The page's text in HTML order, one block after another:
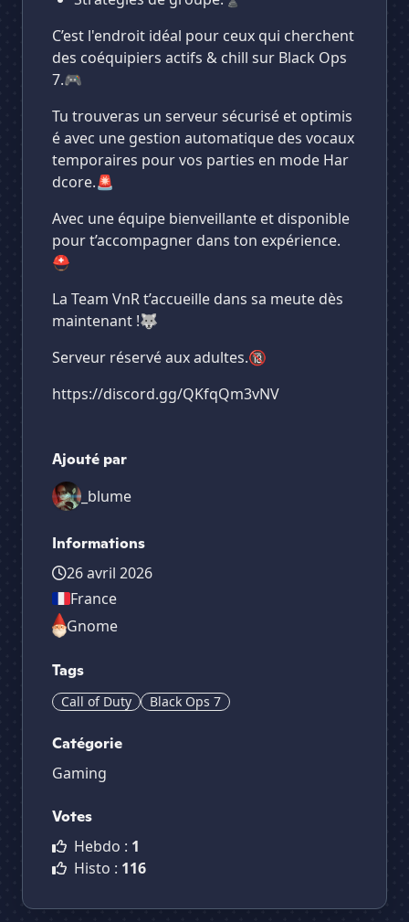
C’est l'endroit idéal pour ceux qui cherchent
des coéquipiers actifs & chill sur Black Ops
7.🎮
Tu trouveras un serveur sécurisé et optimis
é avec une gestion automatique des vocaux
temporaires pour vos parties en mode Har
dcore.🚨
Avec une équipe bienveillante et disponible
pour t’accompagner dans ton expérience.
⛑️
La Team VnR t’accueille dans sa meute dès
maintenant !🐺
Serveur réservé aux adultes.🔞
https://discord.gg/QKfqQm3vNV
Ajouté par
_blume
Informations
26 avril 2026
France
Gnome
Tags
Call of Duty Black Ops 7
Catégorie
Gaming
Votes
Hebdo : 1
Histo : 116